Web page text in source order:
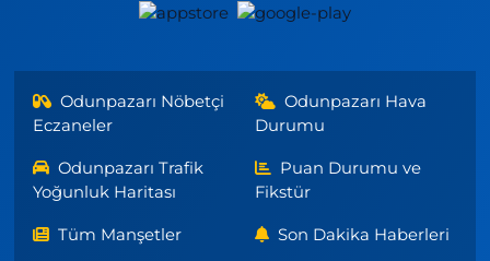
Odunpazarı Nöbetçi
Eczaneler
Odunpazarı Hava
Durumu
Odunpazarı Trafik
Yoğunluk Haritası
Puan Durumu ve
Fikstür
Tüm Manşetler Son Dakika Haberleri